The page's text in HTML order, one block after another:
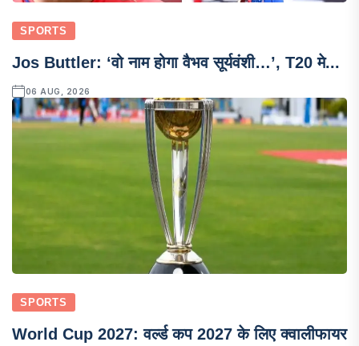
SPORTS
Jos Buttler: ‘वो नाम होगा वैभव सूर्यवंशी…’, T20 मे...
06 AUG, 2026
SPORTS
World Cup 2027: वर्ल्ड कप 2027 के लिए क्वालीफायर